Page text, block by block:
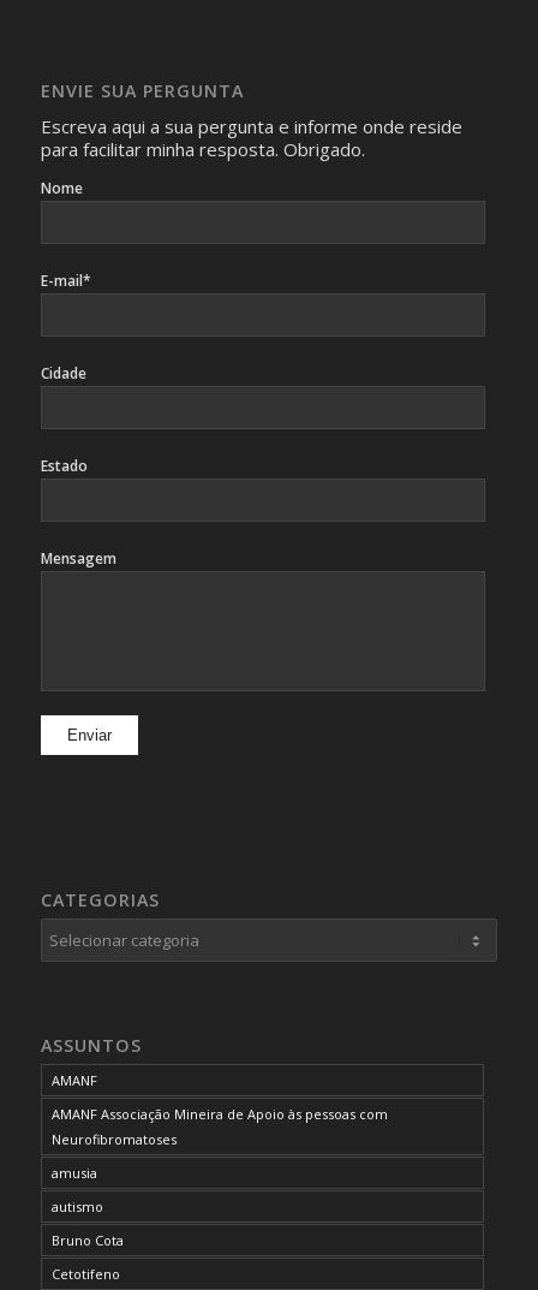
identificação da pessoa fotografada.
ENVIE SUA PERGUNTA
Escreva aqui a sua pergunta e informe onde reside
para facilitar minha resposta. Obrigado.
Nome
E-mail*
Cidade
Estado
Mensagem
CATEGORIAS
Categorias
ASSUNTOS
AMANF
AMANF Associação Mineira de Apoio às pessoas com
Neurofibromatoses
amusia
autismo
Bruno Cota
Cetotifeno